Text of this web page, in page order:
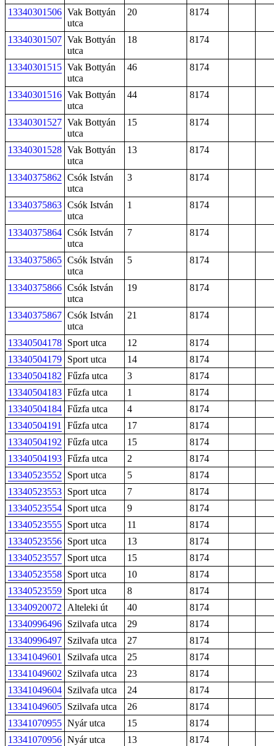
13340301506 Vak Bottyán
utca
20 8174
13340301507 Vak Bottyán
utca
18 8174
13340301515 Vak Bottyán
utca
46 8174
13340301516 Vak Bottyán
utca
44 8174
13340301527 Vak Bottyán
utca
15 8174
13340301528 Vak Bottyán
utca
13 8174
13340375862 Csók István
utca
3 8174
13340375863 Csók István
utca
1 8174
13340375864 Csók István
utca
7 8174
13340375865 Csók István
utca
5 8174
13340375866 Csók István
utca
19 8174
13340375867 Csók István
utca
21 8174
13340504178 Sport utca 12
8174
13340504179 Sport utca 14
8174
13340504182 Fűzfa utca 3
8174
13340504183 Fűzfa utca 1
8174
13340504184 Fűzfa utca 4
8174
13340504191
Fűzfa utca 17
8174
13340504192 Fűzfa utca 15
8174
13340504193 Fűzfa utca 2
8174
13340523552
Sport utca 5
8174
13340523553 Sport utca 7
8174
13340523554 Sport utca 9
8174
13340523555 Sport utca 11
8174
13340523556 Sport utca 13
8174
13340523557 Sport utca 15
8174
13340523558 Sport utca 10
8174
13340523559 Sport utca 8
8174
13340920072
Alteleki út 40
8174
13340996496 Szilvafa utca 29
8174
13340996497 Szilvafa utca 27
8174
13341049601
Szilvafa utca 25
8174
13341049602
Szilvafa utca 23
8174
13341049604 Szilvafa utca 24
8174
13341049605 Szilvafa utca 26
8174
13341070955 Nyár utca 15
8174
13341070956 Nyár utca 13
8174